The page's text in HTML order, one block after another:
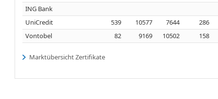
ING Bank
UniCredit
539 10577 7644
286
Vontobel
82 9169 10502 158
Marktübersicht Zertifikate